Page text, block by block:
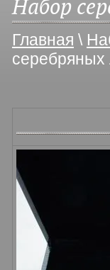
Набор
Главная \